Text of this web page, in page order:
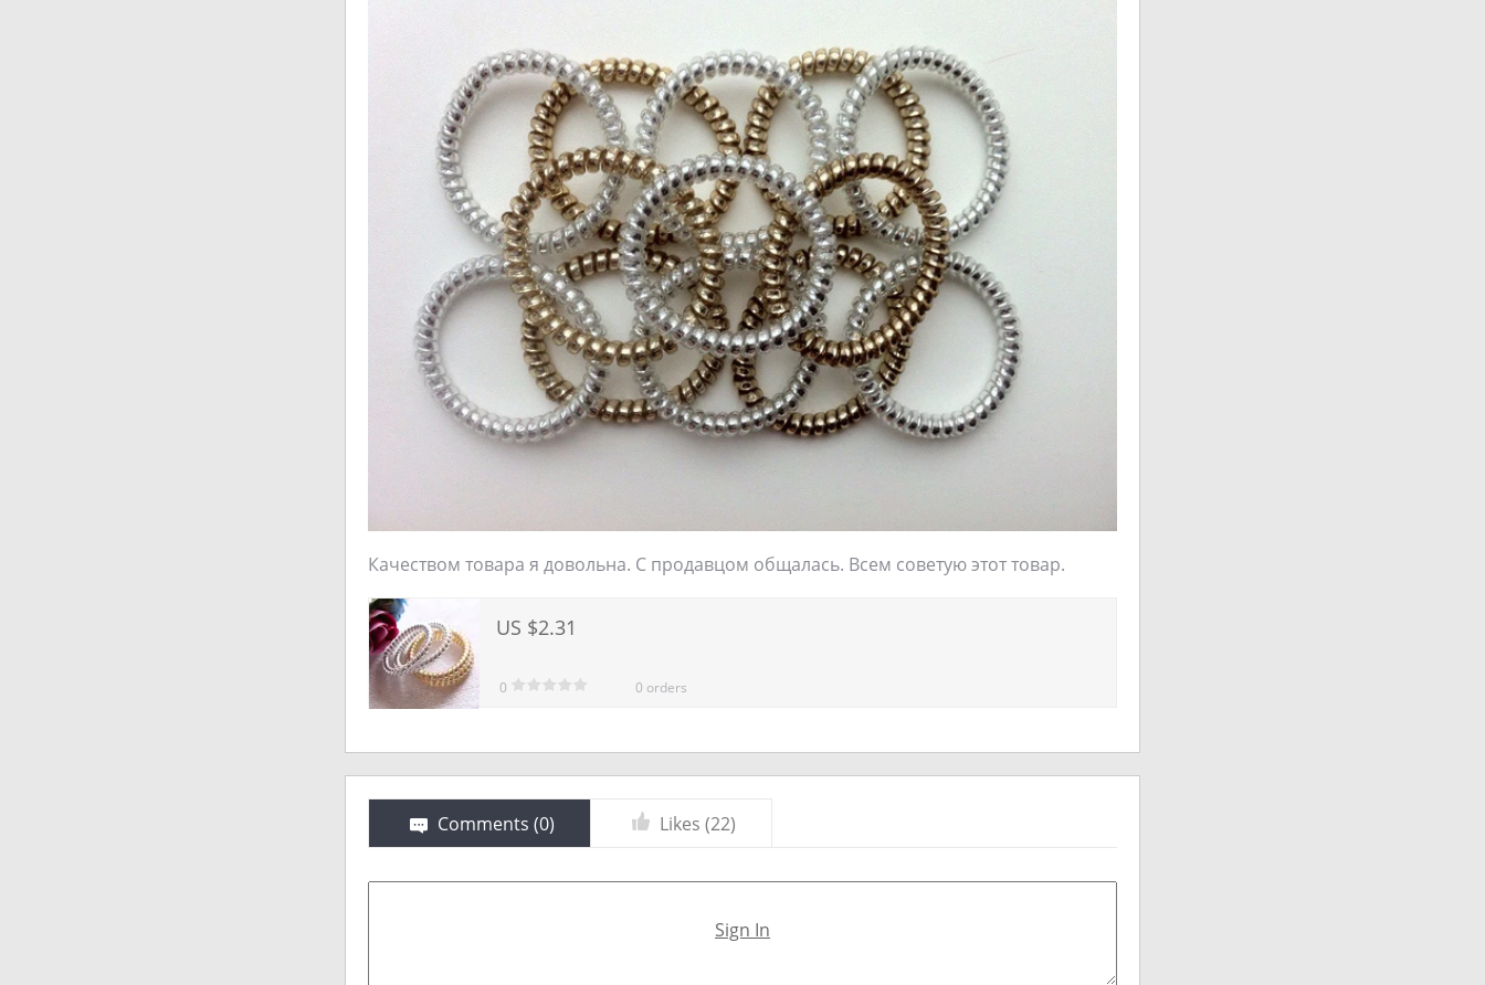
Качеством товара я довольна. С продавцом общалась. Всем советую этот товар.
US $2.31
0 0 orders
Comments (0) Likes (22)
Sign In